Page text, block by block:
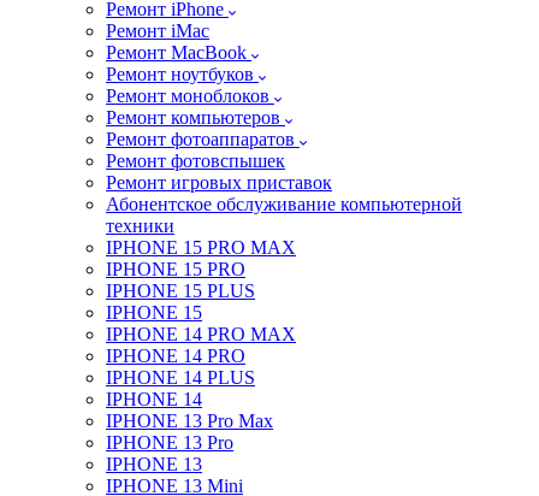
Ремонт iPhone
Ремонт iMac
Ремонт MacBook
Ремонт ноутбуков
Ремонт моноблоков
Ремонт компьютеров
Ремонт фотоаппаратов
Ремонт фотовспышек
Ремонт игровых приставок
Абонентское обслуживание компьютерной
техники
IPHONE 15 PRO MAX
IPHONE 15 PRO
IPHONE 15 PLUS
IPHONE 15
IPHONE 14 PRO MAX
IPHONE 14 PRO
IPHONE 14 PLUS
IPHONE 14
IPHONE 13 Pro Max
IPHONE 13 Pro
IPHONE 13
IPHONE 13 Mini